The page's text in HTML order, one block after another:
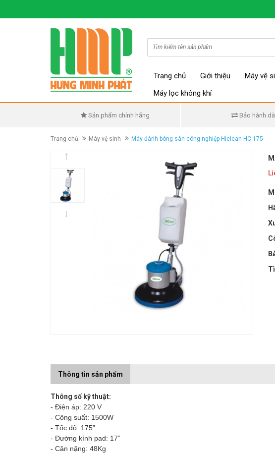
Trang chủ Giới thiệu Máy vệ
Máy lọc không khí
Sản phẩm chính hãng Bảo hành
Trang chủ Máy vệ sinh Máy đánh bóng sàn công nghiệp Hiclean HC 175
Thông tin sản phẩm
Thông số kỹ thuật:
- Điện áp: 220 V
- Công suất: 1500W
- Tốc độ: 175”
- Đường kính pad: 17”
- Cân nặng: 48Kg